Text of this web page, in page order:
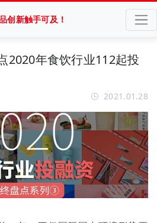
创新触手可及！
2020年食饮行业112起投
2021.01.28